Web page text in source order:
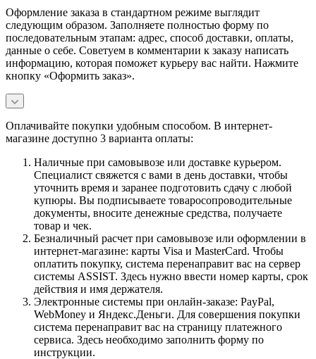
Оформление заказа в стандартном режиме выглядит
следующим образом. Заполняете полностью форму по
последовательным этапам: адрес, способ доставки, оплаты,
данные о себе. Советуем в комментарии к заказу написать
информацию, которая поможет курьеру вас найти. Нажмите
кнопку «Оформить заказ».
Оплачивайте покупки удобным способом. В интернет-
магазине доступно 3 варианта оплаты:
Наличные при самовывозе или доставке курьером.
Специалист свяжется с вами в день доставки, чтобы
уточнить время и заранее подготовить сдачу с любой
купюры. Вы подписываете товаросопроводительные
документы, вносите денежные средства, получаете
товар и чек.
Безналичный расчет при самовывозе или оформлении в
интернет-магазине: карты Visa и MasterCard. Чтобы
оплатить покупку, система перенаправит вас на сервер
системы ASSIST. Здесь нужно ввести номер карты, срок
действия и имя держателя.
Электронные системы при онлайн-заказе: PayPal,
WebMoney и Яндекс.Деньги. Для совершения покупки
система перенаправит вас на страницу платежного
сервиса. Здесь необходимо заполнить форму по
инструкции.